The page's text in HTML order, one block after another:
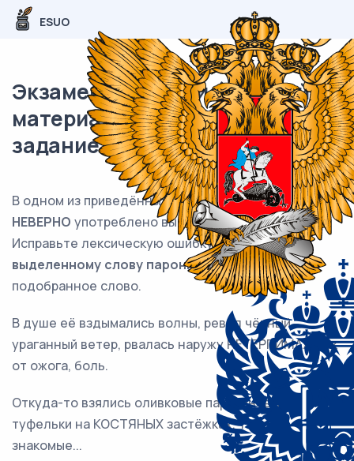
ESUO
Экзаменационный (типовой)
материал ЕГЭ / Русский / 05
задание (24) / 83
В одном из приведённых ниже предложений
НЕВЕРНО употреблено выделенное слово.
Исправьте лексическую ошибку,подобрав к
выделенному слову пароним. Запишите
подобранное слово.
В душе её вздымались волны, ревел чёрный
ураганный ветер, рвалась наружу НЕТЕРПИМАЯ, как
от ожога, боль.
Откуда-то взялись оливковые парусиновые
туфельки на КОСТЯНЫХ застёжках, такие
знакомые...